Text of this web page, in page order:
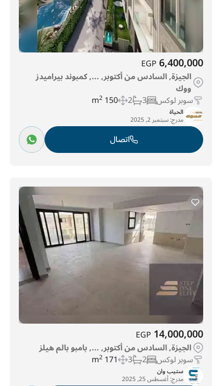
6,400,000
EGP
الجيزة, السادس من أكتوبر, ..., كمبوند بيراميدز
ووك
سوبر لوكس 3
2
150 m
2
الحياة
مدرج:سبتمبر 2, 2025
اتصال
14,000,000
EGP
الجيزة, السادس من أكتوبر, ..., بامبو بالم هيلز
سوبر لوكس 2
3
171 m
2
ستيب وان
مدرج:أغسطس 25, 2025